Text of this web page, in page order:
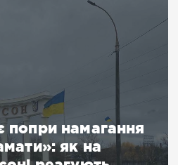
попри намагання
як на